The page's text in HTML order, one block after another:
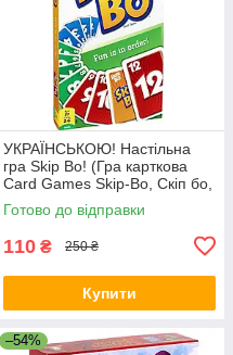
УКРАЇНСЬКОЮ! Настільна
гра Skip Bo! (Гра карткова
Card Games Skip-Bo, Скіп бо,
Скип бо)
Готово до відправки
110 ₴ 250 ₴
Купити
–54%